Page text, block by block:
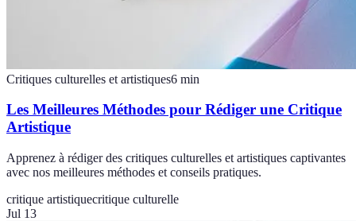
Critiques culturelles et artistiques6 min
Les Meilleures Méthodes pour Rédiger une Critique
Artistique
Apprenez à rédiger des critiques culturelles et artistiques captivantes
avec nos meilleures méthodes et conseils pratiques.
critique artistiquecritique culturelle
Jul 13